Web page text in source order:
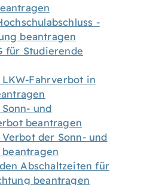
-
beantragen
für Studierende
Fahrverbot in
und
beantragen
der Sonn- und
Abschaltzeiten für
beantragen